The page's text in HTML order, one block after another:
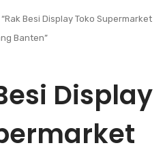
Besi Display Toko Supermarket
Banten”
Display